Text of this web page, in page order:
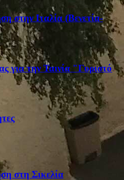
στην Ιταλία (Βενετία-
για την Ταινία "Γυριστό
στη Σικελία